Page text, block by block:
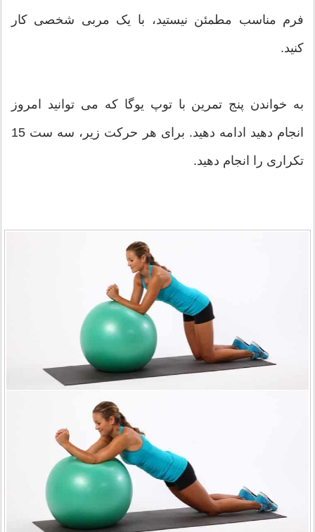
فرم مناسب مطمئن نیستید، با یک مربی شخصی کار
کنید.
به خواندن پنج تمرین با توپ یوگا که می توانید امروز
انجام دهید ادامه دهید. برای هر حرکت زیر، سه ست 15
تکراری را انجام دهید.